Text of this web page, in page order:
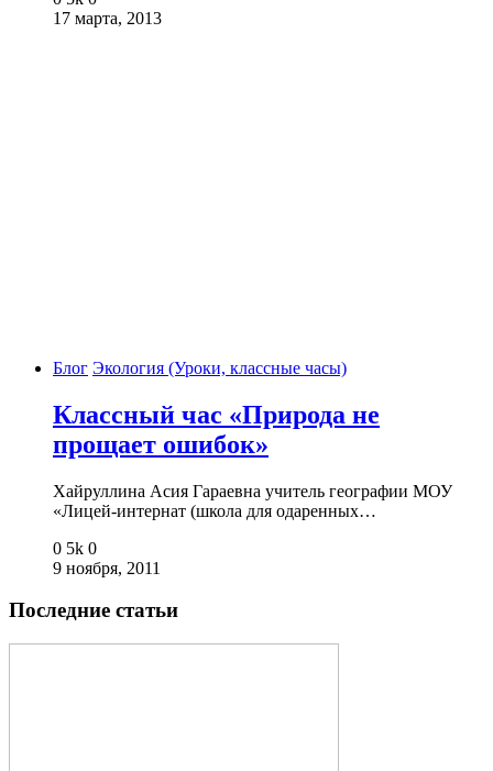
17 марта, 2013
Блог Экология (Уроки, классные часы)
Классный час «Природа не
прощает ошибок»
Хайруллина Асия Гараевна учитель географии МОУ
«Лицей-интернат (школа для одаренных…
0 5k 0
9 ноября, 2011
Последние статьи